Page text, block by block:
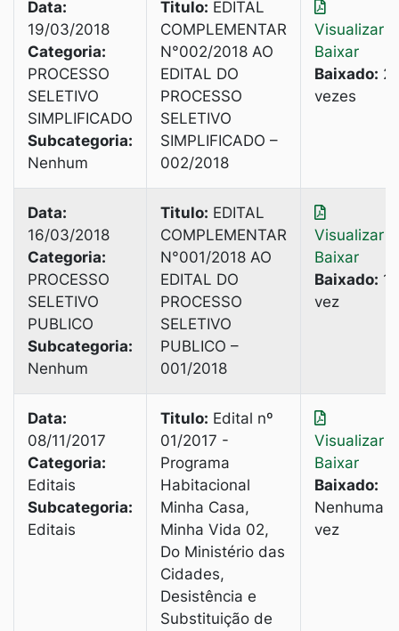
Data:
19/03/2018
Categoria:
PROCESSO
SELETIVO
SIMPLIFICADO
Subcategoria:
Nenhum
Titulo: EDITAL
COMPLEMENTAR
N°002/2018 AO
EDITAL DO
PROCESSO
SELETIVO
SIMPLIFICADO –
002/2018
Visualizar
Baixar
Baixado: 2
vezes
Data:
16/03/2018
Categoria:
PROCESSO
SELETIVO
PUBLICO
Subcategoria:
Nenhum
Titulo: EDITAL
COMPLEMENTAR
N°001/2018 AO
EDITAL DO
PROCESSO
SELETIVO
PUBLICO –
001/2018
Visualizar
Baixar
Baixado: 1
vez
Data:
08/11/2017
Categoria:
Editais
Subcategoria:
Editais
Titulo: Edital nº
01/2017 -
Programa
Habitacional
Minha Casa,
Minha Vida 02,
Do Ministério das
Cidades,
Desistência e
Substituição de
Visualizar
Baixar
Baixado:
Nenhuma
vez